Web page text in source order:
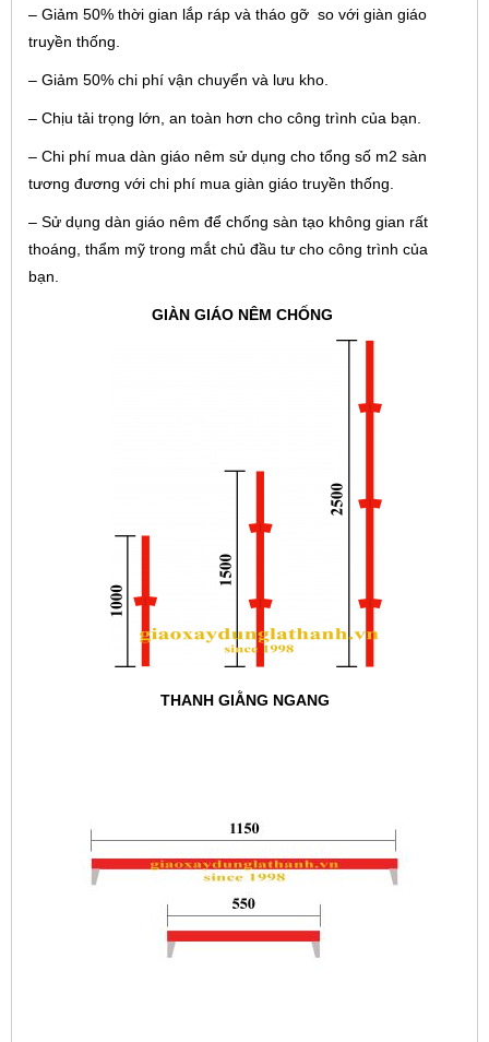
– Giảm 50% thời gian lắp ráp và tháo gỡ so với giàn giáo
truyền thống.
– Giảm 50% chi phí vận chuyển và lưu kho.
– Chịu tải trọng lớn, an toàn hơn cho công trình của bạn.
– Chi phí mua dàn giáo nêm sử dụng cho tổng số m2 sàn
tương đương với chi phí mua giàn giáo truyền thống.
– Sử dụng dàn giáo nêm để chống sàn tạo không gian rất
thoáng, thẩm mỹ trong mắt chủ đầu tư cho công trình của
bạn.
GIÀN GIÁO NÊM CHỐNG
THANH GIẰNG NGANG